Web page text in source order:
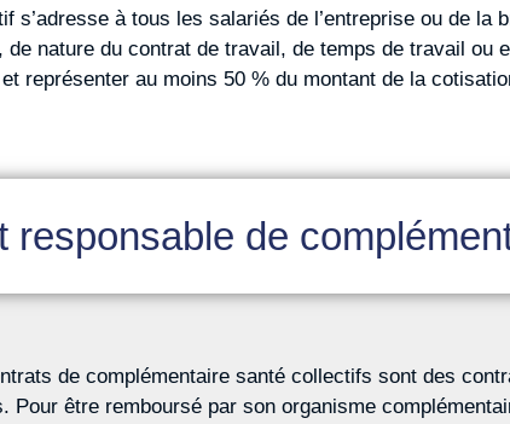
s’adresse à tous les salariés de l’entreprise ou de la
de nature du contrat de travail, de temps de travail
représenter au moins 50 % du montant de la
responsable de
de complémentaire santé collectifs sont des
Pour être remboursé par son organisme